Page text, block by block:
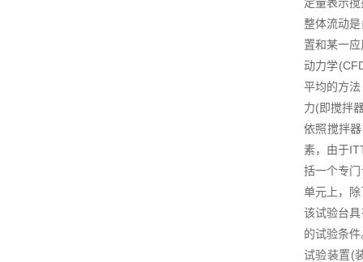
整体流动
置和某一
动力学
平均的方
力(即搅拌
依照搅拌
素，由于
括一个专
单元上，
该试验台
的试验条
试验装置(